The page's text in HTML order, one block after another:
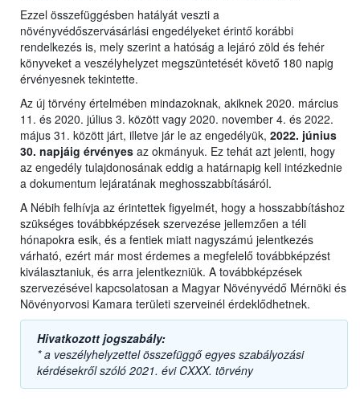
Ezzel összefüggésben hatályát veszti a
növényvédőszervásárlási engedélyeket érintő korábbi
rendelkezés is, mely szerint a hatóság a lejáró zöld és fehér
könyveket a veszélyhelyzet megszüntetését követő 180 napig
érvényesnek tekintette.
Az új törvény értelmében mindazoknak, akiknek 2020. március
11. és 2020. július 3. között vagy 2020. november 4. és 2022.
május 31. között járt, illetve jár le az engedélyük, 2022. június
30. napjáig érvényes az okmányuk. Ez tehát azt jelenti, hogy
az engedély tulajdonosának eddig a határnapig kell intézkednie
a dokumentum lejáratának meghosszabbításáról.
A Nébih felhívja az érintettek figyelmét, hogy a hosszabbításhoz
szükséges továbbképzések szervezése jellemzően a téli
hónapokra esik, és a fentiek miatt nagyszámú jelentkezés
várható, ezért már most érdemes a megfelelő továbbképzést
kiválasztaniuk, és arra jelentkezniük. A továbbképzések
szervezésével kapcsolatosan a Magyar Növényvédő Mérnöki és
Növényorvosi Kamara területi szerveinél érdeklődhetnek.
Hivatkozott jogszabály:
* a veszélyhelyzettel összefüggő egyes szabályozási
kérdésekről szóló 2021. évi CXXX. törvény